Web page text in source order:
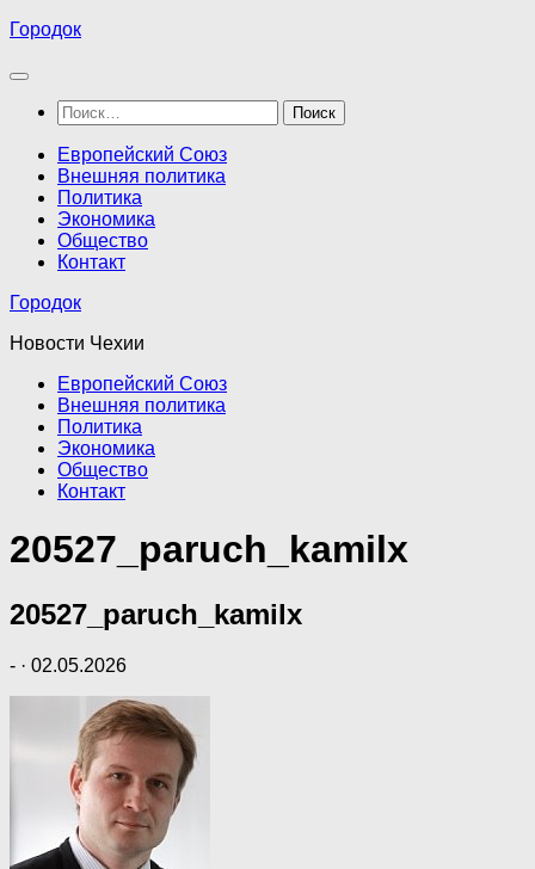
Перейти
содержимому
Городок
Найти:
Европейский Союз
Внешняя политика
Политика
Экономика
Общество
Контакт
Городок
Новости Чехии
Европейский Союз
Внешняя политика
Политика
Экономика
Общество
Контакт
20527_paruch_kamilx
20527_paruch_kamilx
- · 02.05.2026